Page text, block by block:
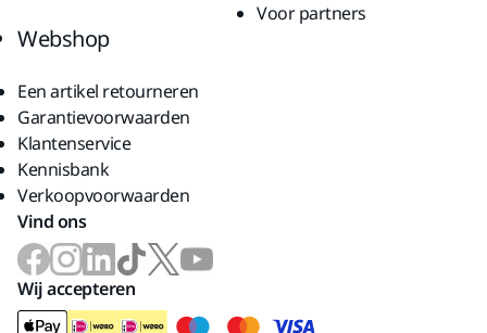
Voor partners
Webshop
Een artikel retourneren
Garantievoorwaarden
Klantenservice
Kennisbank
Verkoopvoorwaarden
Vind ons
Wij accepteren